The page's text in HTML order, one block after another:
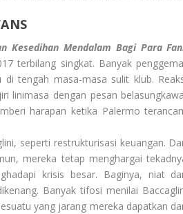
Kesedihan Mendalam Bagi Para
terbilang singkat. Banyak
tengah masa-masa sulit klub.
linimasa dengan pesan
harapan ketika Palermo
seperti restrukturisasi keuangan.
mereka tetap menghargai
krisis besar. Baginya, niat
Banyak tifosi menilai
yang jarang mereka dapatkan